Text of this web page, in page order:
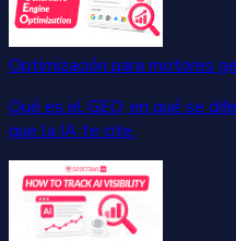
Optimización para motores
Qué es el GEO, en qué se
que la IA te cite.